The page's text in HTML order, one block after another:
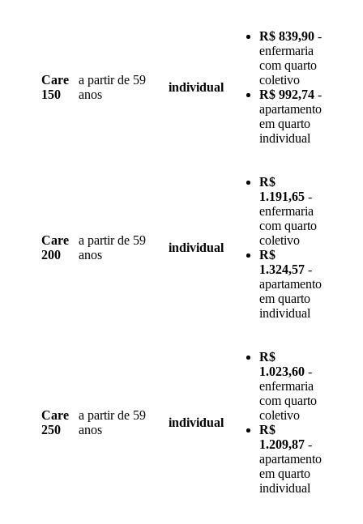
Care
150
a partir de 59
anos
individual
R$ 839,90 -
enfermaria
com quarto
coletivo
R$ 992,74 -
apartamento
em quarto
individual
Care
200
a partir de 59
anos
individual
R$
1.191,65 -
enfermaria
com quarto
coletivo
R$
1.324,57 -
apartamento
em quarto
individual
Care
250
a partir de 59
anos
individual
R$
1.023,60 -
enfermaria
com quarto
coletivo
R$
1.209,87 -
apartamento
em quarto
individual